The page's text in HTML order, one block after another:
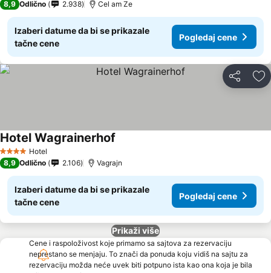
8,9 Odlično 2.938 Cel am Ze
Izaberi datume da bi se prikazale
tačne cene
Pogledaj cene
Deli
4 ZvezdiceHotel
Hotel Wagrainerhof
8,9 Odlično 2.106 Vagrajn
Izaberi datume da bi se prikazale
tačne cene
Pogledaj cene
Prikaži više
Cene i raspoloživost koje primamo sa sajtova za rezervaciju
neprestano se menjaju. To znači da ponuda koju vidiš na sajtu za
rezervaciju možda neće uvek biti potpuno ista kao ona koja je bila